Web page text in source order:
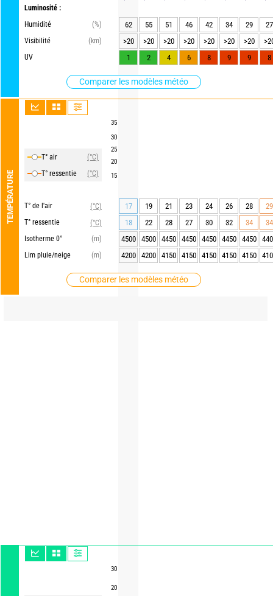
Luminosité :
Humidité
(%)
Visibilité
(km)
UV
Comparer les modèles météo
TEMPÉRATURE
T° air
(°C)
T° ressentie
(°C)
T° de l'air
(°C)
T° ressentie
(°C)
Isotherme 0°
(m)
Lim pluie/neige
(m)
Comparer les modèles météo
35
30
25
20
15
30
20
62 55 51 46 42 34 29
27
>20
>20 >20 >20 >20 >20 >20
1
2 4 6 8 9 9 8
17 19 21 23 24 26 28
29
18
22 28 27 30 32 34
34
4500
4500 4450 4450 4450 4450 4450
4200
4200 4150 4150 4150 4150 4150